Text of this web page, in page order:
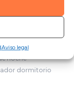
Aviso legal
Somieres
de cama
noche
dormitorio